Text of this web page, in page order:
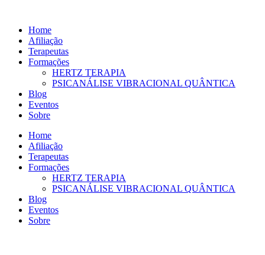
conteúdo
Home
Afiliação
Terapeutas
Formações
HERTZ TERAPIA
PSICANÁLISE VIBRACIONAL QUÂNTICA
Blog
Eventos
Sobre
Home
Afiliação
Terapeutas
Formações
HERTZ TERAPIA
PSICANÁLISE VIBRACIONAL QUÂNTICA
Blog
Eventos
Sobre